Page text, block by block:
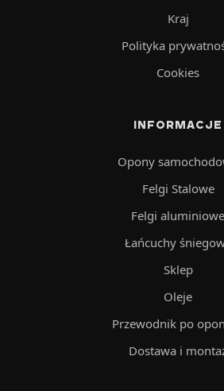
Kraj
Polityka
Cookies
INFORMACJE
Opony
Felgi Stalowe
Felgi aluminiowe
Łańcuchy
Sklep
Oleje
Przewodnik po
Dostawa i